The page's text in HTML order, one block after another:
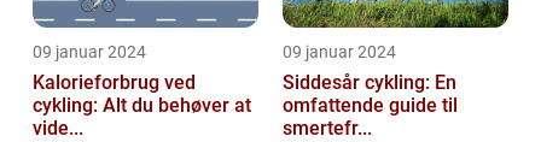
09 januar 2024
Kalorieforbrug ved
cykling: Alt du behøver at
vide...
09 januar 2024
Siddesår cykling: En
omfattende guide til
smertefr...